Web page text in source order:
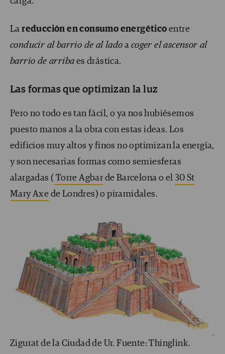
Lareducción en consumo energético entre
conducir al barrio de al lado a coger el ascensor al
barrio de arribaes drástica.
Las formas que optimizan la luz
Pero no todo es tan fácil, o ya nos hubiésemos
puesto manos a la obra con estas ideas. Los
edificios muy altos y finos no optimizan la energía,
y son necesarias formas como semiesferas
alargadas ( Torre Agbar de Barcelona o el 30 St
Mary Axe de Londres) o piramidales.
Zigurat de la Ciudad de Ur. Fuente: Thinglink.